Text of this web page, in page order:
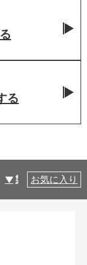
る
製品仕様
お気に入り